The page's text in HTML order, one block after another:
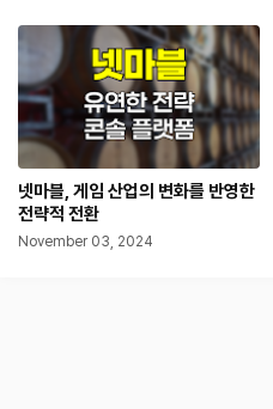
넷마블, 게임 산업의 변화를 반영한
전략적 전환
November 03, 2024